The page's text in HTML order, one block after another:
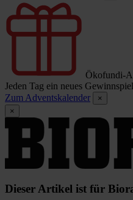
Ökofundi-
Jeden Tag ein neues
Zum Adventskalender
×
×
Dieser Artikel ist für